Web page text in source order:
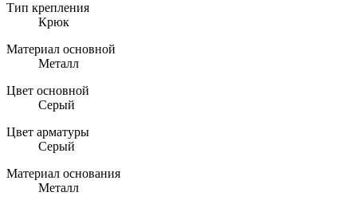
Тип крепления
Крюк
Материал основной
Металл
Цвет основной
Серый
Цвет арматуры
Серый
Материал основания
Металл